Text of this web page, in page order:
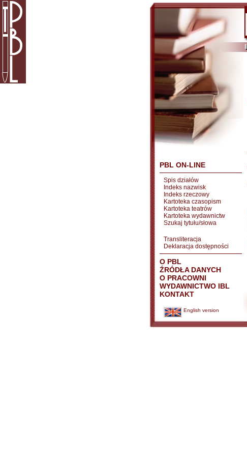
PBL ON-LINE
Spis działów
Indeks nazwisk
Indeks rzeczowy
Kartoteka czasopism
Kartoteka teatrów
Kartoteka wydawnictw
Szukaj tytułu/słowa
Transliteracja
Deklaracja dostępności
O PBL
ŹRÓDŁA DANYCH
O PRACOWNI
WYDAWNICTWO IBL
KONTAKT
English version